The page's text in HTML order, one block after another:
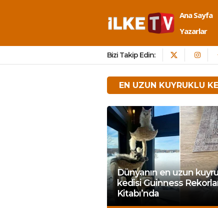
Ana Sayfa
Yazarlar
Bizi Takip Edin:
EN UZUN KUYRUKLU
Dünyanın en uzun
kedisi Guinness
Kitabı’nda